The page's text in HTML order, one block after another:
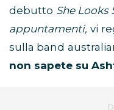
debutto She Looks
appuntamenti, vi
sulla band
non sapete su